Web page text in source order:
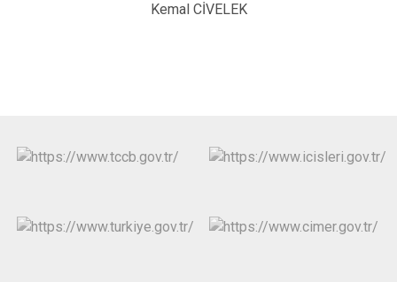
Kemal CİVELEK